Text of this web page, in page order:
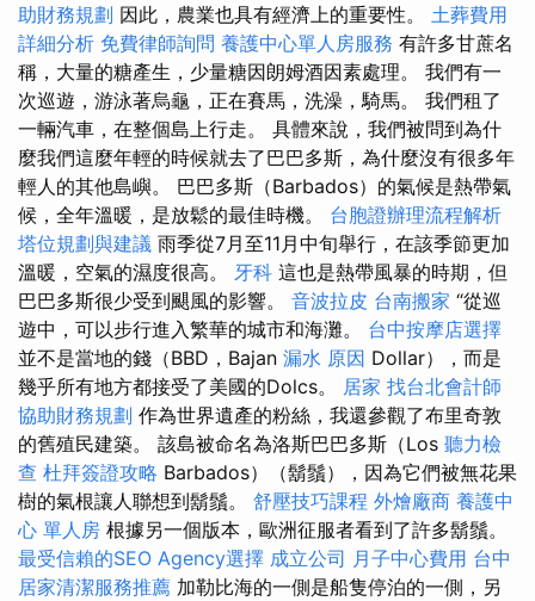
助財務規劃 因此，農業也具有經濟上的重要性。 土葬費用
詳細分析 免費律師詢問 養護中心單人房服務 有許多甘蔗名
稱，大量的糖產生，少量糖因朗姆酒因素處理。 我們有一
次巡遊，游泳著烏龜，正在賽馬，洗澡，騎馬。 我們租了
一輛汽車，在整個島上行走。 具體來說，我們被問到為什
麼我們這麼年輕的時候就去了巴巴多斯，為什麼沒有很多年
輕人的其他島嶼。 巴巴多斯（Barbados）的氣候是熱帶氣
候，全年溫暖，是放鬆的最佳時機。 台胞證辦理流程解析
塔位規劃與建議 雨季從7月至11月中旬舉行，在該季節更加
溫暖，空氣的濕度很高。 牙科 這也是熱帶風暴的時期，但
巴巴多斯很少受到颶風的影響。 音波拉皮 台南搬家 “從巡
遊中，可以步行進入繁華的城市和海灘。 台中按摩店選擇
並不是當地的錢（BBD，Bajan 漏水 原因 Dollar），而是
幾乎所有地方都接受了美國的Dolcs。 居家 找台北會計師
協助財務規劃 作為世界遺產的粉絲，我還參觀了布里奇敦
的舊殖民建築。 該島被命名為洛斯巴巴多斯（Los 聽力檢
查 杜拜簽證攻略 Barbados）（鬍鬚），因為它們被無花果
樹的氣根讓人聯想到鬍鬚。 舒壓技巧課程 外燴廠商 養護中
心 單人房 根據另一個版本，歐洲征服者看到了許多鬍鬚。
最受信賴的SEO Agency選擇 成立公司 月子中心費用 台中
居家清潔服務推薦 加勒比海的一側是船隻停泊的一側，另